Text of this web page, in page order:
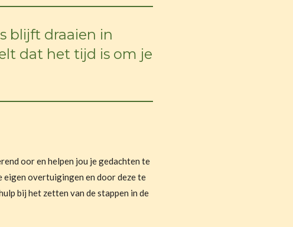
blijft draaien in
dat het tijd is om je
oor en helpen jou je gedachten te
eigen overtuigingen en door deze te
bij het zetten van de stappen in de